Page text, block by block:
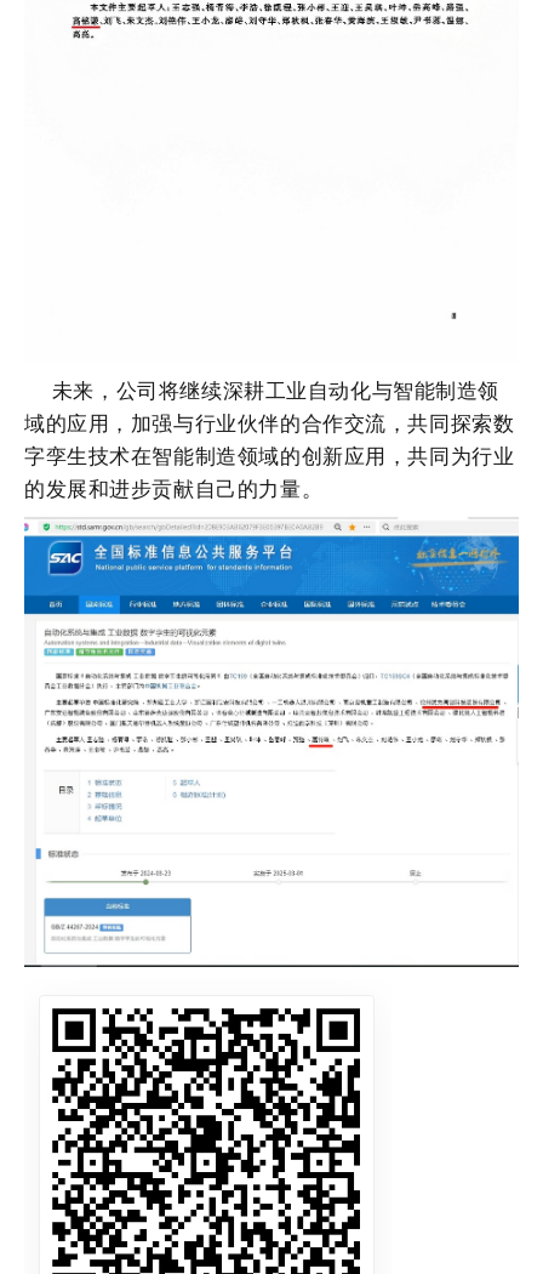
未来，公司将继续深耕工业自动化与智能制造领
域的应用，加强与行业伙伴的合作交流，共同探索数
字孪生技术在智能制造领域的创新应用，共同为行业
的发展和进步贡献自己的力量。